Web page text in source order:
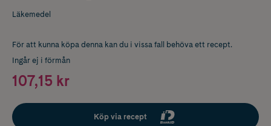
Läkemedel
För att kunna köpa denna kan du i vissa fall behöva ett recept.
Ingår ej i förmån
107,15 kr
Köp via recept